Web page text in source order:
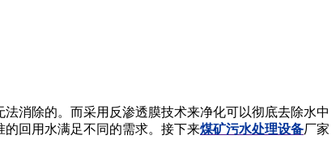
消除的。而采用反渗透膜技术来净化可以彻底去除水中
回用水满足不同的需求。接下来煤矿污水处理设备厂家